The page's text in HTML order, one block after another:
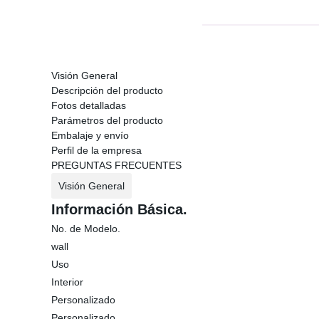
Visión General
Descripción del producto
Fotos detalladas
Parámetros del producto
Embalaje y envío
Perfil de la empresa
PREGUNTAS FRECUENTES
Visión General
Información Básica.
No. de Modelo.
wall
Uso
Interior
Personalizado